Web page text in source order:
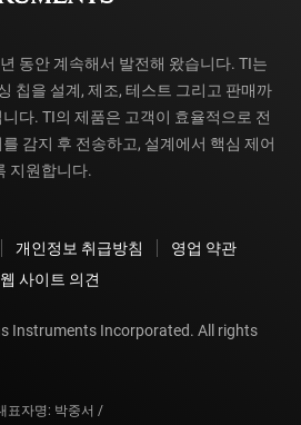
동안 계속해서 발전해 왔습니다. TI는
칩을 설계, 제조, 테스트 그리고 판매까
다. TI의 제품은 고객이 효율적으로 전
감지 후 전송하고, 설계에서 핵심 제어
지원합니다.
개인정보 취급방침
영업 약관
웹 사이트 의견
Instruments Incorporated. All rights
표자명: 박중서 /